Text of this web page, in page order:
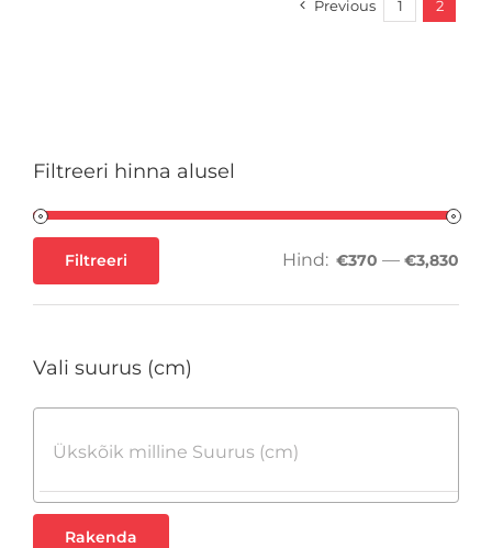
Previous 1 2
Filtreeri hinna alusel
hind
hind
Filtreeri Hind: €370 — €3,830
Vali suurus (cm)
Rakenda